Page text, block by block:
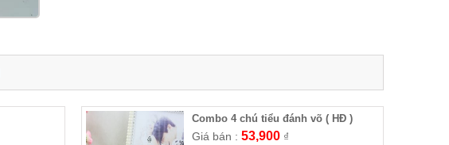
Combo 4 chú tiểu đánh võ ( HĐ )
Giá bán : 53,900₫